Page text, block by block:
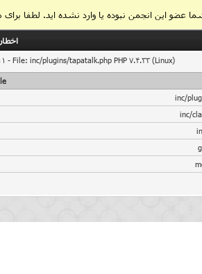
عضو این انجمن نبوده یا وارد نشده اید. لطفا
File: inc/plugins/tapatalk.php PHP 7.4.33 (Linux)